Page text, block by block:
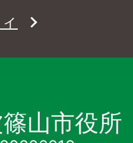
山市役所